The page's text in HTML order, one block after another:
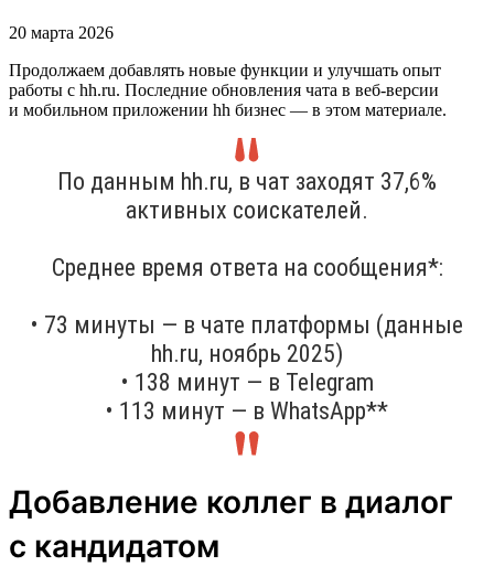
20 марта 2026
Продолжаем добавлять новые функции и улучшать опыт
работы с hh.ru. Последние обновления чата в веб-версии
и мобильном приложении hh бизнес — в этом материале.
По данным hh.ru, в чат заходят 37,6%
активных соискателей.
Среднее время ответа на сообщения*:
• 73 минуты — в чате платформы (данные
hh.ru, ноябрь 2025)
• 138 минут — в Telegram
• 113 минут — в WhatsApp**
Добавление коллег в диалог
с кандидатом